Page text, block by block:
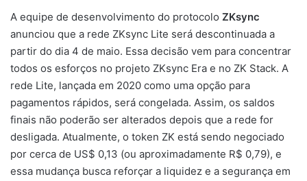
A equipe de desenvolvimento do protocolo ZKsync
anunciou que a rede ZKsync Lite será descontinuada a
partir do dia 4 de maio. Essa decisão vem para concentrar
todos os esforços no projeto ZKsync Era e no ZK Stack. A
rede Lite, lançada em 2020 como uma opção para
pagamentos rápidos, será congelada. Assim, os saldos
finais não poderão ser alterados depois que a rede for
desligada. Atualmente, o token ZK está sendo negociado
por cerca de US$ 0,13 (ou aproximadamente R$ 0,79), e
essa mudança busca reforçar a liquidez e a segurança em